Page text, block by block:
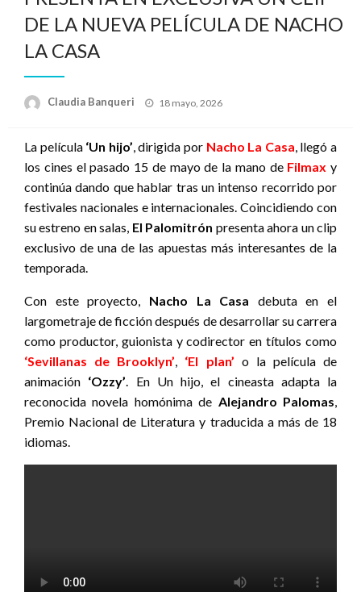
DE LA NUEVA PELÍCULA DE NACHO
LA CASA
Claudia Banqueri
Publicado
18 mayo, 2026
La película ‘Un hijo’, dirigida por Nacho La Casa, llegó a
los cines el pasado 15 de mayo de la mano de Filmax y
continúa dando que hablar tras un intenso recorrido por
festivales nacionales e internacionales. Coincidiendo con
su estreno en salas, El Palomitrón presenta ahora un clip
exclusivo de una de las apuestas más interesantes de la
temporada.
Con este proyecto, Nacho La Casa debuta en el
largometraje de ficción después de desarrollar su carrera
como productor, guionista y codirector en títulos como
‘Sevillanas de Brooklyn’, ‘El plan’ o la película de
animación ‘Ozzy’. En Un hijo, el cineasta adapta la
reconocida novela homónima de Alejandro Palomas,
Premio Nacional de Literatura y traducida a más de 18
idiomas.